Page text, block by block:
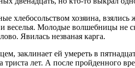
хлебосольством хозяина,
и веселья. Молодые волшебницы не
Явилась незваная карга.
заклинает ей умереть в
триста лет. А после пройденного